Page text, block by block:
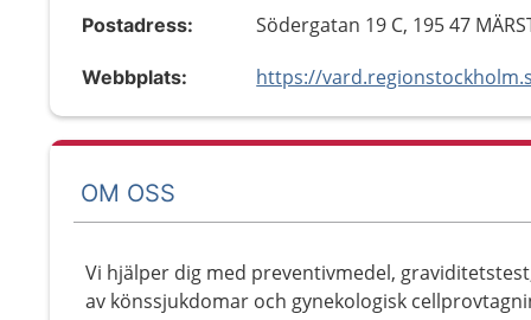
Postadress: Södergatan 19 C, 195 47
Webbplats:
OM OSS
Vi hjälper dig med preventivmedel,
av könssjukdomar och gynekologisk